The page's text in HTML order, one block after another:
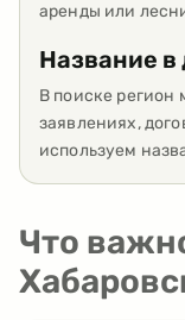
аренды или
Название в
В поиске регион
заявлениях,
используем
Что